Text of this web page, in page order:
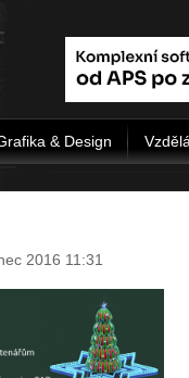
& Design
2016 11:31